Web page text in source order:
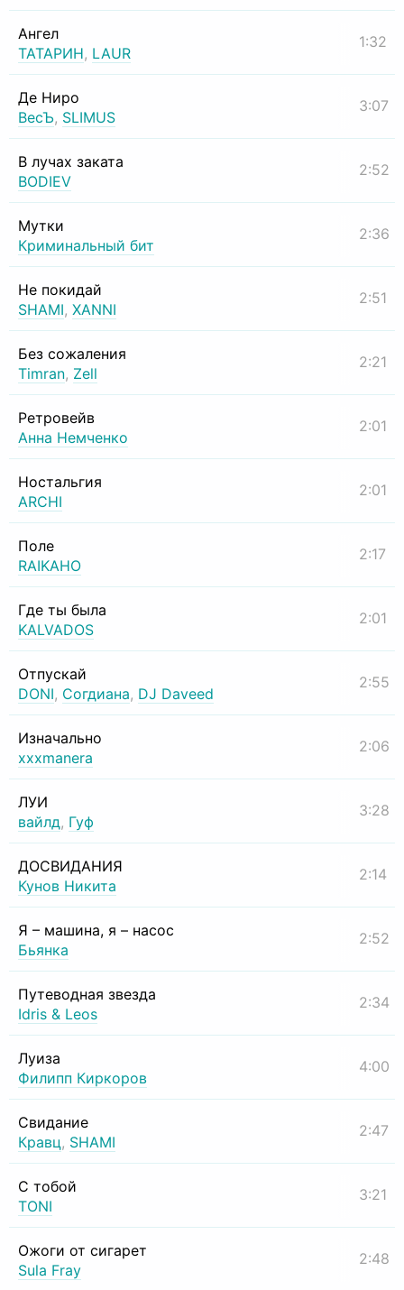
Ангел
ТАТАРИН, LAUR
1:32
Де Ниро
ВесЪ, SLIMUS
3:07
В лучах заката
BODIEV
2:52
Мутки
Криминальный бит
2:36
Не покидай
SHAMI, XANNI
2:51
Без сожаления
Timran, Zell
2:21
Ретровейв
Анна Немченко
2:01
Ностальгия
ARCHI
2:01
Поле
RAIKAHO
2:17
Где ты была
KALVADOS
2:01
Отпускай
DONI, Согдиана, DJ Daveed
2:55
Изначально
xxxmanera
2:06
ЛУИ
вайлд, Гуф
3:28
ДОСВИДАНИЯ
Кунов Никита
2:14
Я – машина, я – насос
Бьянка
2:52
Путеводная звезда
Idris & Leos
2:34
Луиза
Филипп Киркоров
4:00
Свидание
Кравц, SHAMI
2:47
С тобой
TONI
3:21
Ожоги от сигарет
Sula Fray
2:48